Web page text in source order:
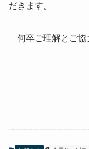
だきます。
何卒ご理解とご協